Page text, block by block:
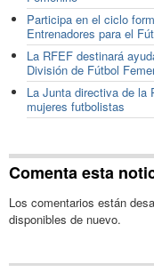
Participa en el ciclo
Entrenadores para el
La RFEF destinará
División de Fútbol
La Junta directiva de la
mujeres futbolistas
Comenta esta
Los comentarios están
disponibles de nuevo.